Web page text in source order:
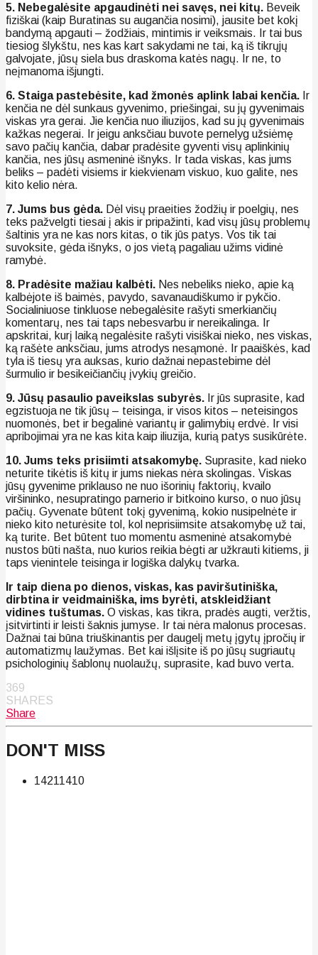
5. Nebegalėsite apgaudinėti nei savęs, nei kitų. Beveik
fiziškai (kaip Buratinas su augančia nosimi), jausite bet kokį
bandymą apgauti – žodžiais, mintimis ir veiksmais. Ir tai bus
tiesiog šlykštu, nes kas kart sakydami ne tai, ką iš tikrųjų
galvojate, jūsų siela bus draskoma katės nagų. Ir ne, to
neįmanoma išjungti.
6. Staiga pastebėsite, kad žmonės aplink labai kenčia. Ir
kenčia ne dėl sunkaus gyvenimo, priešingai, su jų gyvenimais
viskas yra gerai. Jie kenčia nuo iliuzijos, kad su jų gyvenimais
kažkas negerai. Ir jeigu anksčiau buvote pernelyg užsiėmę
savo pačių kančia, dabar pradėsite gyventi visų aplinkinių
kančia, nes jūsų asmeninė išnyks. Ir tada viskas, kas jums
beliks – padėti visiems ir kiekvienam viskuo, kuo galite, nes
kito kelio nėra.
7. Jums bus gėda. Dėl visų praeities žodžių ir poelgių, nes
teks pažvelgti tiesai į akis ir pripažinti, kad visų jūsų problemų
šaltinis yra ne kas nors kitas, o tik jūs patys. Vos tik tai
suvoksite, gėda išnyks, o jos vietą pagaliau užims vidinė
ramybė.
8. Pradėsite mažiau kalbėti. Nes nebeliks nieko, apie ką
kalbėjote iš baimės, pavydo, savanaudiškumo ir pykčio.
Socialiniuose tinkluose nebegalėsite rašyti smerkiančių
komentarų, nes tai taps nebesvarbu ir nereikalinga. Ir
apskritai, kurį laiką negalėsite rašyti visiškai nieko, nes viskas,
ką rašėte anksčiau, jums atrodys nesąmonė. Ir paaiškės, kad
tyla iš tiesų yra auksas, kurio dažnai nepastebime dėl
šurmulio ir besikeičiančių įvykių greičio.
9. Jūsų pasaulio paveikslas subyrės. Ir jūs suprasite, kad
egzistuoja ne tik jūsų – teisinga, ir visos kitos – neteisingos
nuomonės, bet ir begalinė variantų ir galimybių erdvė. Ir visi
apribojimai yra ne kas kita kaip iliuzija, kurią patys susikūrėte.
10. Jums teks prisiimti atsakomybę. Suprasite, kad nieko
neturite tikėtis iš kitų ir jums niekas nėra skolingas. Viskas
jūsų gyvenime priklauso ne nuo išorinių faktorių, kvailo
viršininko, nesupratingo parnerio ir bitkoino kurso, o nuo jūsų
pačių. Gyvenate būtent tokį gyvenimą, kokio nusipelnėte ir
nieko kito neturėsite tol, kol neprisiimsite atsakomybę už tai,
ką turite. Bet būtent tuo momentu asmeninė atsakomybė
nustos būti našta, nuo kurios reikia bėgti ar užkrauti kitiems, ji
taps vienintele teisinga ir logiška dalykų tvarka.
Ir taip diena po dienos, viskas, kas paviršutiniška,
dirbtina ir veidmainiška, ims byrėti, atskleidžiant
vidines tuštumas. O viskas, kas tikra, pradės augti, veržtis,
įsitvirtinti ir leisti šaknis jumyse. Ir tai nėra malonus procesas.
Dažnai tai būna triuškinantis per daugelį metų įgytų įpročių ir
automatizmų laužymas. Bet kai išlįsite iš po jūsų sugriautų
psichologinių šablonų nuolaužų, suprasite, kad buvo verta.
369
SHARES
Share
DON'T MISS
14211410